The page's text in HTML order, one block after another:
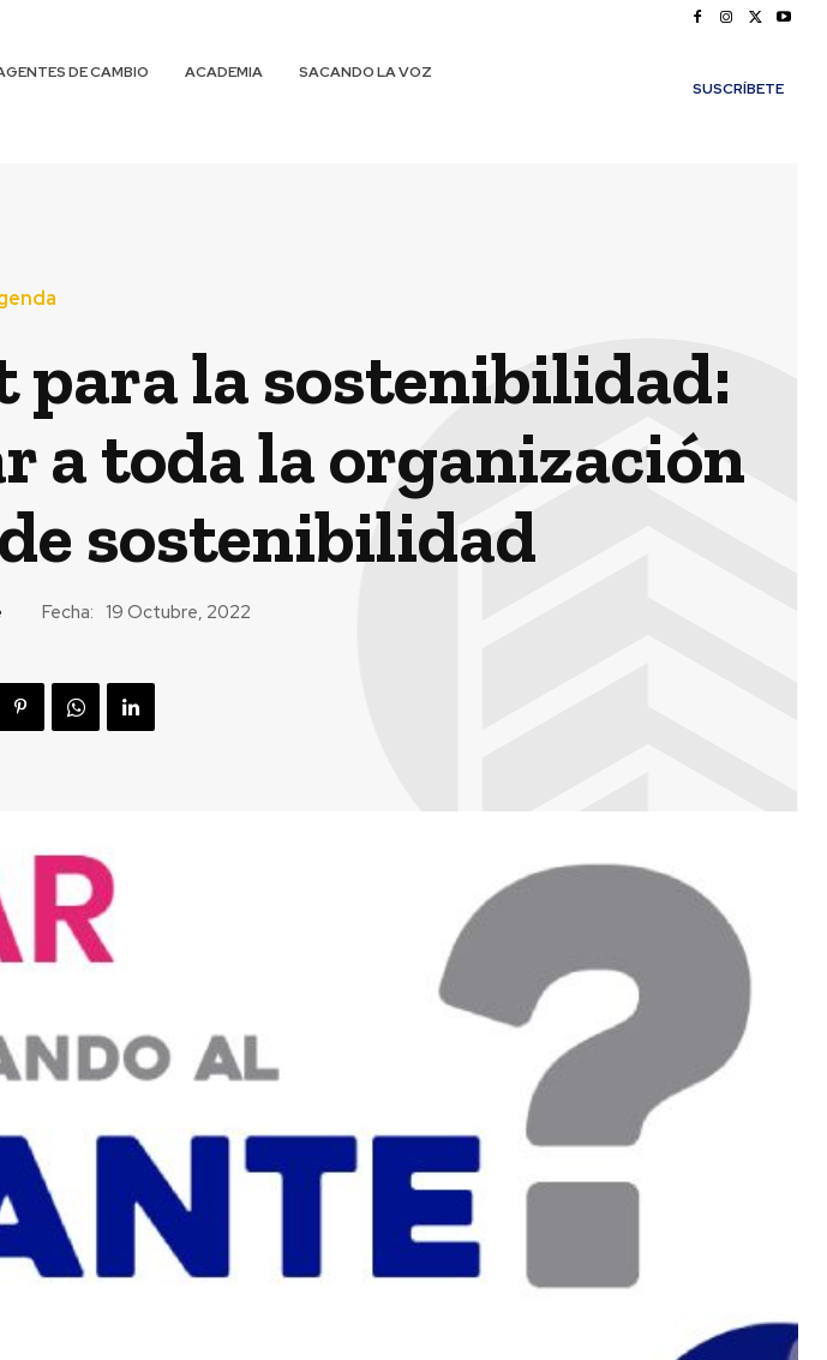
DE CAMBIO ACADEMIA
SACANDO LA VOZ
SUSCRÍBETE
para la sostenibilidad:
a toda la organización
sostenibilidad
Fecha: 19 Octubre, 2022